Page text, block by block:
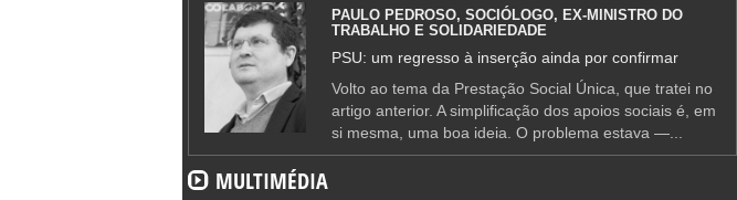
PAULO PEDROSO, SOCIÓLOGO, EX-MINISTRO DO
TRABALHO E SOLIDARIEDADE
PSU: um regresso à inserção ainda por confirmar
Volto ao tema da Prestação Social Única, que tratei no
artigo anterior. A simplificação dos apoios sociais é, em
si mesma, uma boa ideia. O problema estava —...
MULTIMÉDIA